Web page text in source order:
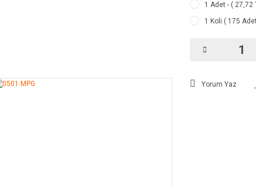
1 Adet - ( 27,72
1 Koli ( 175
Yorum Yaz